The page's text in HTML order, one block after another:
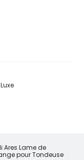
Ares Lame de
pour Tondeuse